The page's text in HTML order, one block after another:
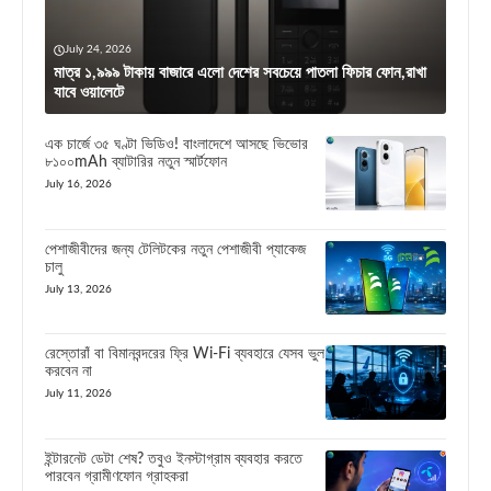
July 24, 2026
মাত্র ১,৯৯৯ টাকায় বাজারে এলো দেশের সবচেয়ে পাতলা ফিচার ফোন,রাখা
যাবে ওয়ালেটে
এক চার্জে ৩৫ ঘণ্টা ভিডিও! বাংলাদেশে আসছে ভিভোর
৮১০০mAh ব্যাটারির নতুন স্মার্টফোন
July 16, 2026
পেশাজীবীদের জন্য টেলিটকের নতুন পেশাজীবী প্যাকেজ
চালু
July 13, 2026
রেস্তোরাঁ বা বিমানবন্দরের ফ্রি Wi-Fi ব্যবহারে যেসব ভুল
করবেন না
July 11, 2026
ইন্টারনেট ডেটা শেষ? তবুও ইনস্টাগ্রাম ব্যবহার করতে
পারবেন গ্রামীণফোন গ্রাহকরা